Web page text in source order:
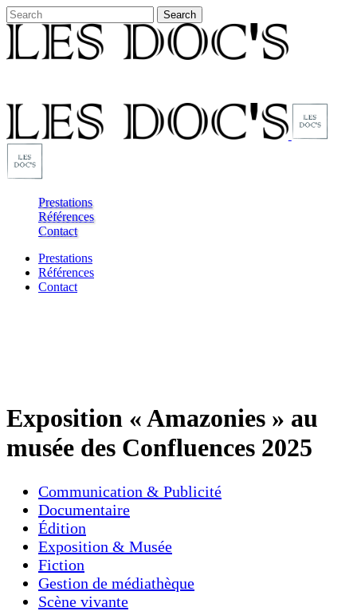
Prestations
Références
Contact
Prestations
Références
Contact
Exposition « Amazonies » au
musée des Confluences 2025
Communication & Publicité
Documentaire
Édition
Exposition & Musée
Fiction
Gestion de médiathèque
Scène vivante